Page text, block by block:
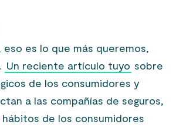
es lo que más queremos,
Un reciente artículo tuyo sobre
de los consumidores y
a las compañías de seguros,
hábitos de los consumidores